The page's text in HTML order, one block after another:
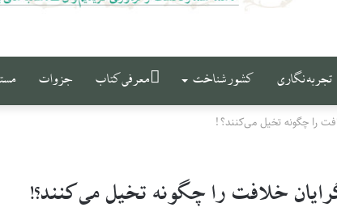
تجربه نگاری کشور شناخت معرفی کتاب جزوات
را چگونه تخیل می‌کنند؟!
خلافت را چگونه تخیل می‌کنند؟!